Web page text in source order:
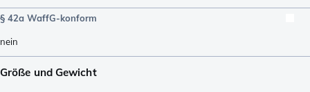
§ 42a WaffG-konform
nein
Größe und Gewicht